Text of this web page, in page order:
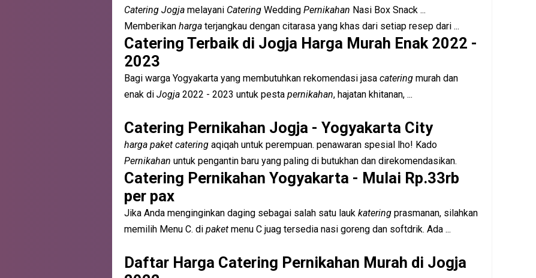
Catering Jogja melayani Catering Wedding Pernikahan Nasi Box Snack ...
Memberikan harga terjangkau dengan citarasa yang khas dari setiap resep dari ...
Catering Terbaik di Jogja Harga Murah Enak 2022 -
2023
Bagi warga Yogyakarta yang membutuhkan rekomendasi jasa catering murah dan
enak di Jogja 2022 - 2023 untuk pesta pernikahan, hajatan khitanan, ...
Catering Pernikahan Jogja - Yogyakarta City
harga paket catering aqiqah untuk perempuan. penawaran spesial lho! Kado
Pernikahan untuk pengantin baru yang paling di butukhan dan direkomendasikan.
Catering Pernikahan Yogyakarta - Mulai Rp.33rb
per pax
Jika Anda menginginkan daging sebagai salah satu lauk katering prasmanan, silahkan
memilih Menu C. di paket menu C juag tersedia nasi goreng dan softdrik. Ada ...
Daftar Harga Catering Pernikahan Murah di Jogja